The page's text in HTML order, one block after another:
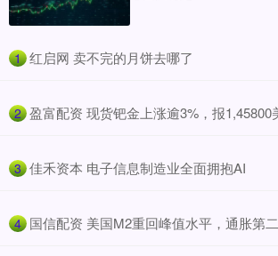
1 ​红启网 卖不完的月饼去哪了
2 盈富配资 现货钯金上涨逾3%，报1,45800
3 ​佳禾资本 电子信息制造业全面拥抱AI
4 国信配资 美国M2重回峰值水平，通胀第